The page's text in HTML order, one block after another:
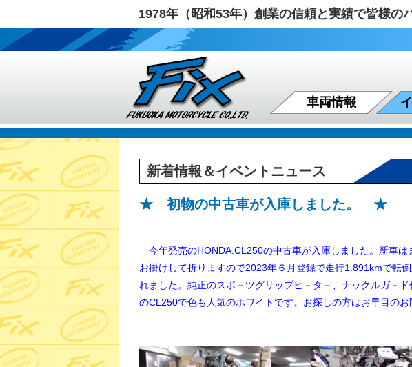
1978年（昭和53年）創業の信頼と実績で皆様の
車両情報
新着情報＆イベントニュース
★ 初物の中古車が入庫しました。 ★
今年発売のHONDA.CL250の中古車が入庫しました。新車は
お掛けして折りますので2023年６月登録で走行1.891kmで転
れました。純正のスポ－ツグリップヒ－タ－、ナックルガ－
のCL250で色も人気のホワイトです。お探しの方はお早目のお